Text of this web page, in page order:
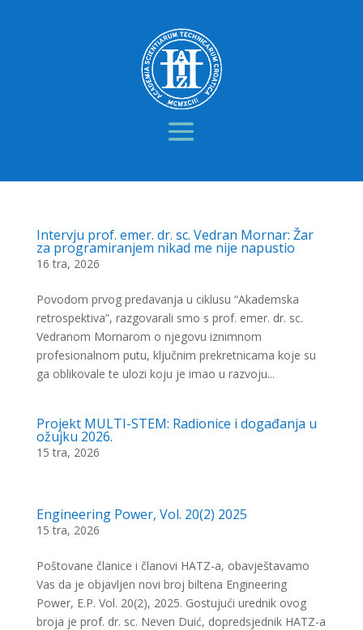
Intervju prof. emer. dr. sc. Vedran Mornar: Žar
za programiranjem nikad me nije napustio
16 tra, 2026
Povodom prvog predavanja u ciklusu “Akademska
retrospektiva”, razgovarali smo s prof. emer. dr. sc.
Vedranom Mornarom o njegovu iznimnom
profesionalnom putu, ključnim prekretnicama koje su
ga oblikovale te ulozi koju je imao u razvoju...
Projekt MULTI-STEM: Radionice i događanja u
ožujku 2026.
15 tra, 2026
Engineering Power, Vol. 20(2) 2025
15 tra, 2026
Poštovane članice i članovi HATZ-a, obavještavamo
Vas da je objavljen novi broj biltena Engineering
Power, E.P. Vol. 20(2), 2025. Gostujući urednik ovog
broja je prof. dr. sc. Neven Duić, dopredsjednik HATZ-a